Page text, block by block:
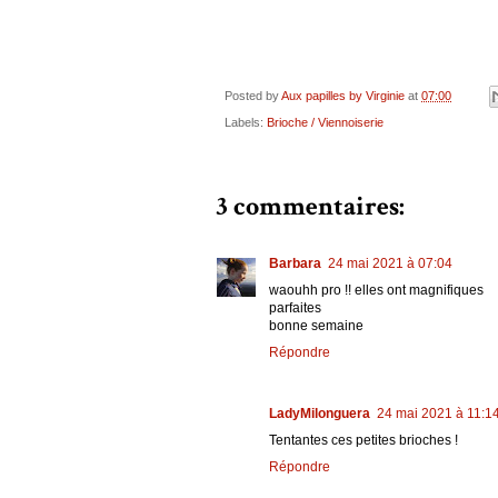
Posted byAux papilles by Virginie at 07:00
Labels: Brioche / Viennoiserie
3 commentaires:
Barbara 24 mai 2021 à 07:04
waouhh pro !! elles ont magnifiques
parfaites
bonne semaine
Répondre
LadyMilonguera 24 mai 2021 à
Tentantes ces petites brioches !
Répondre